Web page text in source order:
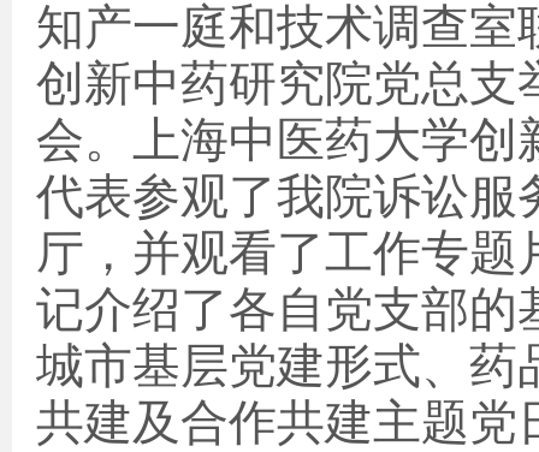
知产一庭和技术调查
创新中药研究院党总支
会。上海中医药大学
代表参观了我院诉讼服
厅，并观看了工作专题
记介绍了各自党支部的
城市基层党建形式、药
共建及合作共建主题党